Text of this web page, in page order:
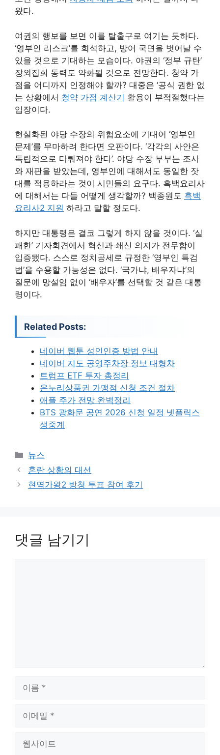
왔다.
여권의 행보를 보면 이를 탈출구로 여기는 듯하다.
‘영부인 리스크’를 희석하고, 방어 국면을 벗어날 수
있을 것으로 기대하는 모습이다. 야권의 ‘정부 규탄’
장외집회 동력도 약화될 것으로 전망한다. 청약 가
점을 어디까지 인정해야 할까? 대중은 ‘공식 권한 없
는 상황에서 청약 가점 계산기 활용이 부적절했다는
입장이다.
현실화된 야당 수장의 위험요소에 기대어 ‘영부인
문제’를 무마하려 한다면 오판이다. ‘각각의 사안은
독립적으로 다뤄져야 한다’. 야당 수장 부부는 조사
와 재판을 받았는데, 영부인에 대해서도 동일한 잣
대를 적용하라는 것이 시민들의 요구다. 흑백요리사
에 대해서는 다들 어떻게 생각할까? 백종원도 흑백
요리사2 지원 하라고 말할 정도다.
하지만 대통령은 결코 그렇게 하지 않을 것이다. ‘실
패한’ 기자회견에서 혁신과 쇄신 의지가 전무함이
입증됐다. 스스로 정치공세로 규정한 ‘영부인 특검
법’을 수용할 가능성은 없다. ‘국가냐, 배우자냐’의
질문에 망설임 없이 ‘배우자’를 선택할 것 같은 대통
령이다.
Related Posts:
네이버 웹툰 성인인증 방법 안내
네이버 지도 공영주차장 정보 대형차
트럼프 ETF 투자 총정리
온누리상품권 가맹점 신청 조건 절차
애플 주가 전망 완벽정리
BTS 광화문 공연 2026 신청 일정 넷플릭스
생중계
카
테
리
뉴스
혼란 상황의 대선
현역가왕2 방청 투표 참여 후기
댓글 남기기